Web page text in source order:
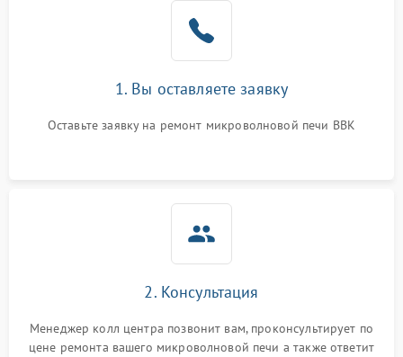
2200 ₽
Не работают сенсорные
1000 ₽
1. Вы оставляете заявку
Оставьте заявку на ремонт микроволновой печи BBK
2. Консультация
Менеджер колл центра позвонит вам, проконсультирует по
цене ремонта вашего микроволновой печи а также ответит